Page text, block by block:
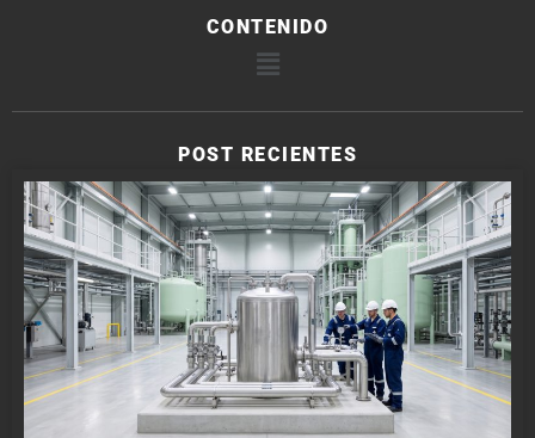
CONTENIDO
POST RECIENTES